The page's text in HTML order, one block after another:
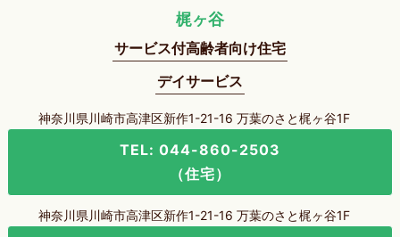
梶ヶ谷
サービス付高齢者向け住宅
デイサービス
神奈川県川崎市高津区新作1-21-16 万葉のさと梶ヶ谷1F
TEL: 044-860-2503
（住宅）
神奈川県川崎市高津区新作1-21-16 万葉のさと梶ヶ谷1F